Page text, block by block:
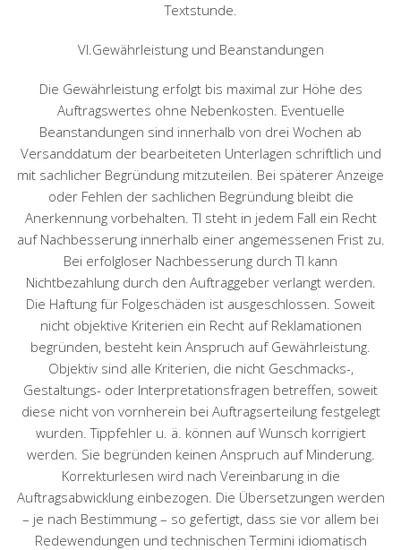
Textstunde.
VI.Gewährleistung und Beanstandungen
Die Gewährleistung erfolgt bis maximal zur Höhe des
Auftragswertes ohne Nebenkosten. Eventuelle
Beanstandungen sind innerhalb von drei Wochen ab
Versanddatum der bearbeiteten Unterlagen schriftlich und
mit sachlicher Begründung mitzuteilen. Bei späterer Anzeige
oder Fehlen der sachlichen Begründung bleibt die
Anerkennung vorbehalten. TI steht in jedem Fall ein Recht
auf Nachbesserung innerhalb einer angemessenen Frist zu.
Bei erfolgloser Nachbesserung durch TI kann
Nichtbezahlung durch den Auftraggeber verlangt werden.
Die Haftung für Folgeschäden ist ausgeschlossen. Soweit
nicht objektive Kriterien ein Recht auf Reklamationen
begründen, besteht kein Anspruch auf Gewährleistung.
Objektiv sind alle Kriterien, die nicht Geschmacks-,
Gestaltungs- oder Interpretationsfragen betreffen, soweit
diese nicht von vornherein bei Auftragserteilung festgelegt
wurden. Tippfehler u. ä. können auf Wunsch korrigiert
werden. Sie begründen keinen Anspruch auf Minderung.
Korrekturlesen wird nach Vereinbarung in die
Auftragsabwicklung einbezogen. Die Übersetzungen werden
– je nach Bestimmung – so gefertigt, dass sie vor allem bei
Redewendungen und technischen Termini idiomatisch